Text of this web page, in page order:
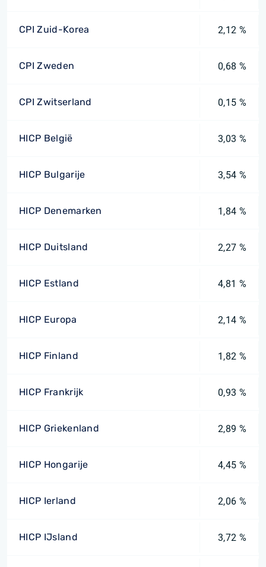
CPI Zuid-Korea 2,12 %
CPI Zweden 0,68 %
CPI Zwitserland 0,15 %
HICP België 3,03 %
HICP Bulgarije 3,54 %
HICP Denemarken 1,84 %
HICP Duitsland 2,27 %
HICP Estland 4,81 %
HICP Europa 2,14 %
HICP Finland 1,82 %
HICP Frankrijk 0,93 %
HICP Griekenland 2,89 %
HICP Hongarije 4,45 %
HICP Ierland 2,06 %
HICP IJsland 3,72 %